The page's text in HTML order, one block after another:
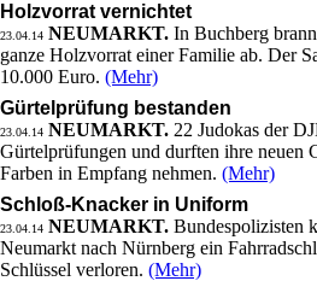
Holzvorrat vernichtet
23.04.14 NEUMARKT. In Buchberg
ganze Holzvorrat einer Familie ab. Der
10.000 Euro. (Mehr)
Gürtelprüfung bestanden
23.04.14 NEUMARKT. 22 Judokas der
Gürtelprüfungen und durften ihre neuen
Farben in Empfang nehmen. (Mehr)
Schloß-Knacker in Uniform
23.04.14 NEUMARKT. Bundespolizisten
Neumarkt nach Nürnberg ein
Schlüssel verloren. (Mehr)